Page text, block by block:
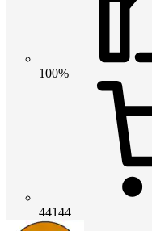
100%
44144